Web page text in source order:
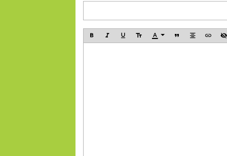
a déclaré Madame
générale de
Terminal.